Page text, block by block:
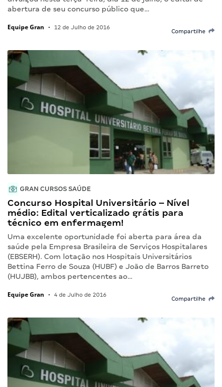
abertura de seu concurso público que…
Equipe Gran • 12 de Julho de 2016
Compartilhe
GRAN CURSOS SAÚDE
Concurso Hospital Universitário – Nível
médio: Edital verticalizado grátis para
técnico em enfermagem!
Uma excelente oportunidade foi aberta para área da
saúde pela Empresa Brasileira de Serviços Hospitalares
(EBSERH). Com lotação nos Hospitais Universitários
Bettina Ferro de Souza (HUBF) e João de Barros Barreto
(HUJBB), ambos pertencentes ao…
Equipe Gran • 4 de Julho de 2016
Compartilhe